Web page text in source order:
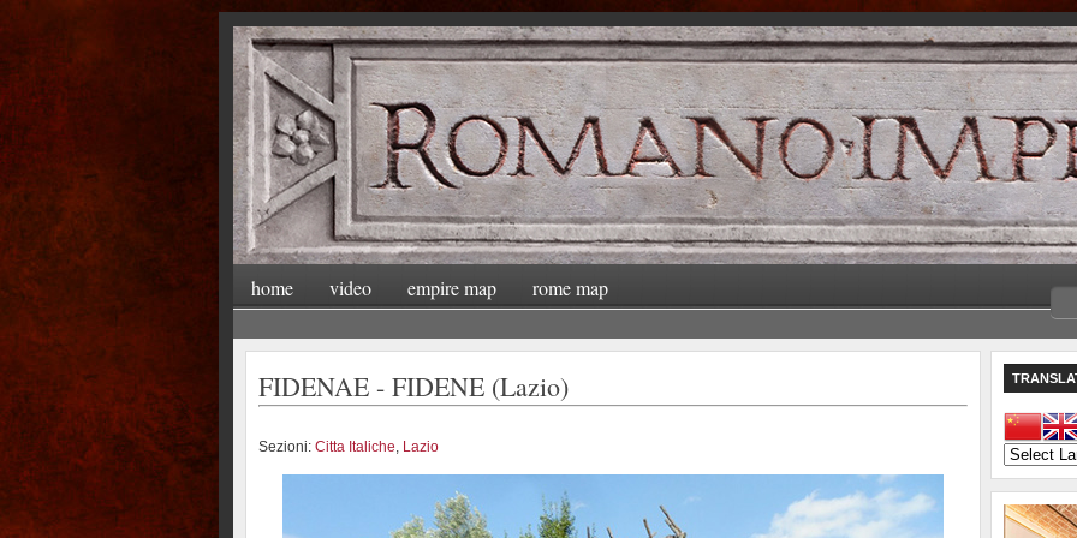
home video empire map rome map
FIDENAE - FIDENE (Lazio)
Sezioni: Citta Italiche, Lazio